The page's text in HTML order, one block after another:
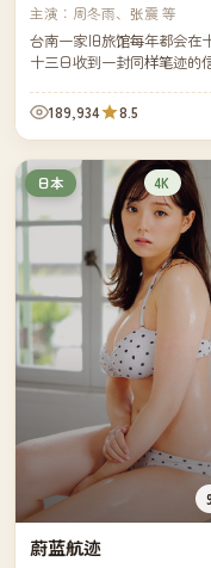
主演： 周冬雨、张震 等
台南一家旧旅馆每年都会在
十三日收到一封同样笔迹的信
回信——但他并不知道收信
不是同一个人。
189,934 8.5
日本 4K
蔚蓝航迹